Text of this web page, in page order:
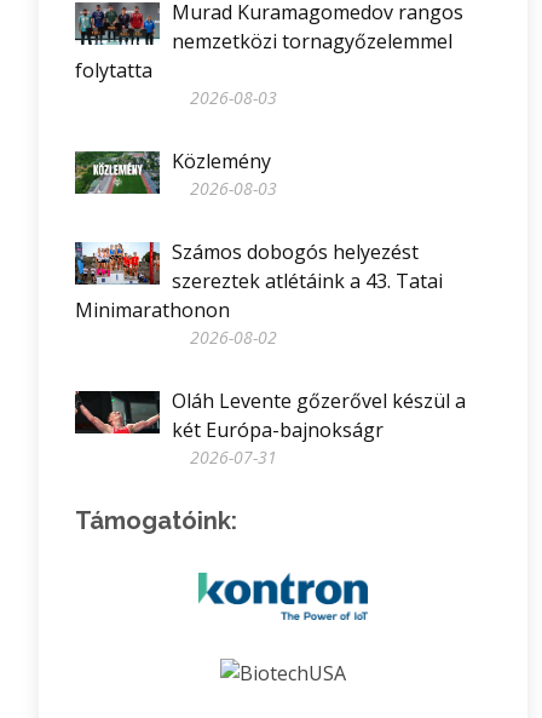
Murad Kuramagomedov rangos
nemzetközi tornagyőzelemmel
folytatta
2026-08-03
Közlemény
2026-08-03
Számos dobogós helyezést
szereztek atlétáink a 43. Tatai
Minimarathonon
2026-08-02
Oláh Levente gőzerővel készül a
két Európa-bajnokságr
2026-07-31
Támogatóink: